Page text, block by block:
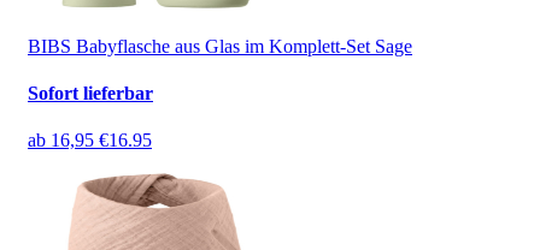
BIBS Babyflasche aus Glas im Komplett-Set Sage
Sofort lieferbar
ab 16,95 €16.95